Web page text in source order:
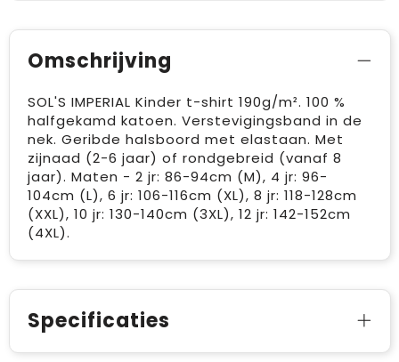
Omschrijving
SOL'S IMPERIAL Kinder t-shirt 190g/m². 100 %
halfgekamd katoen. Verstevigingsband in de
nek. Geribde halsboord met elastaan. Met
zijnaad (2-6 jaar) of rondgebreid (vanaf 8
jaar). Maten - 2 jr: 86-94cm (M), 4 jr: 96-
104cm (L), 6 jr: 106-116cm (XL), 8 jr: 118-128cm
(XXL), 10 jr: 130-140cm (3XL), 12 jr: 142-152cm
(4XL).
Specificaties